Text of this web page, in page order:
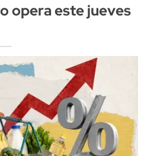
opera este jueves